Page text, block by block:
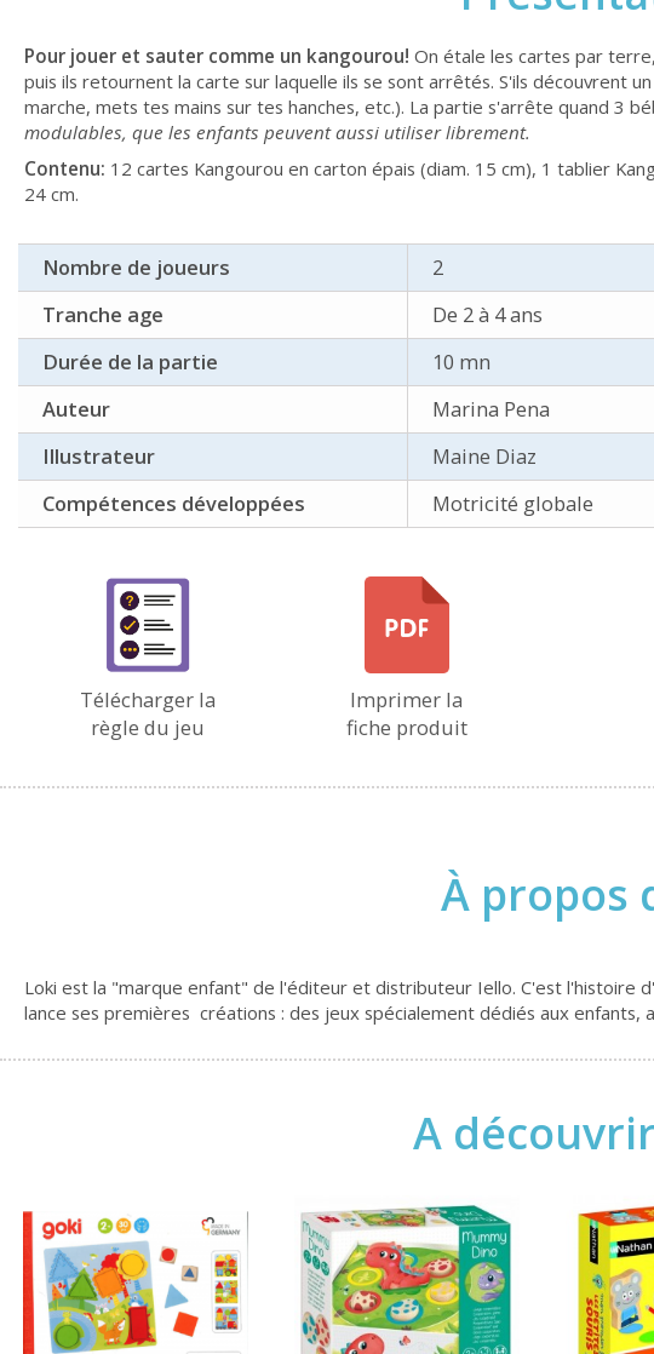
Pour jouer et sauter comme un kangourou! On étale les cartes par
puis ils retournent la carte sur laquelle ils se sont arrêtés. S'ils découvrent
marche, mets tes mains sur tes hanches, etc.). La partie s'arrête quand 3
modulables, que les enfants peuvent aussi utiliser librement.
Contenu: 12 cartes Kangourou en carton épais (diam. 15 cm), 1 tablier
24 cm.
Nombre de joueurs
2
Tranche age
De 2 à 4 ans
Durée de la partie
10 mn
Auteur
Marina Pena
Illustrateur
Maine Diaz
Compétences développées
Motricité globale
Télécharger la
règle du jeu
Imprimer la
fiche produit
À propos
Loki est la "marque enfant" de l'éditeur et distributeur Iello. C'est l'histoire
lance ses premières créations : des jeux spécialement dédiés aux enfants,
A